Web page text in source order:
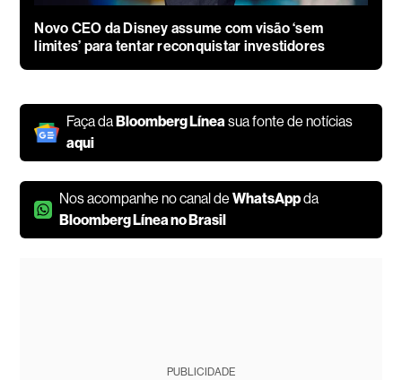
Novo CEO da Disney assume com visão ‘sem
limites’ para tentar reconquistar investidores
Faça daBloomberg Líneasua fonte de notícias
aqui
Nos acompanhe no canal deWhatsAppda
Bloomberg Línea no Brasil
PUBLICIDADE